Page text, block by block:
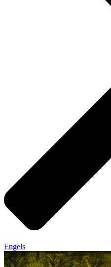
Engels